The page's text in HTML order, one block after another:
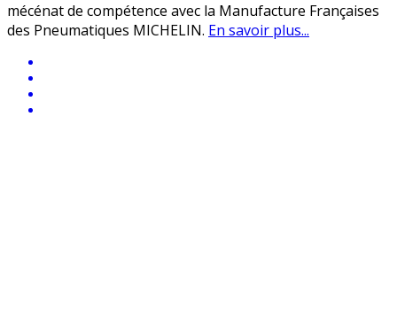
mécénat de compétence avec la Manufacture Françaises
des Pneumatiques MICHELIN. En savoir plus...